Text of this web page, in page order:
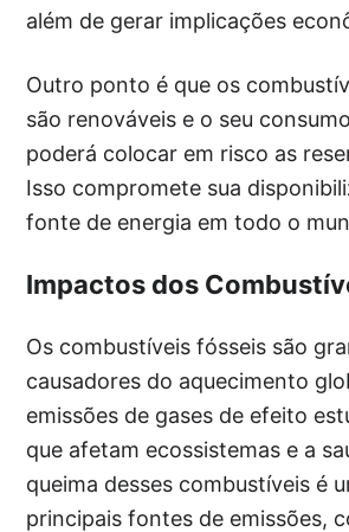
além de gerar implicações
Outro ponto é que os
são renováveis e o seu
poderá colocar em risco as
Isso compromete sua
fonte de energia em todo o
Impactos dos
Os combustíveis fósseis são
causadores do aquecimento
emissões de gases de efeito
que afetam ecossistemas e a
queima desses combustíveis é
principais fontes de emissões,